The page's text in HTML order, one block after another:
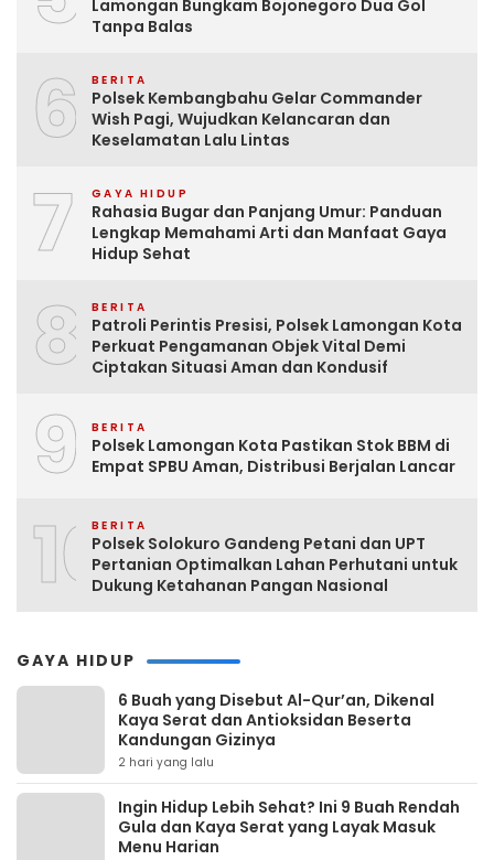
Lamongan Bungkam Bojonegoro Dua Gol
Tanpa Balas
6 BERITA
Polsek Kembangbahu Gelar Commander
Wish Pagi, Wujudkan Kelancaran dan
Keselamatan Lalu Lintas
7 GAYA HIDUP
Rahasia Bugar dan Panjang Umur: Panduan
Lengkap Memahami Arti dan Manfaat Gaya
Hidup Sehat
8 BERITA
Patroli Perintis Presisi, Polsek Lamongan Kota
Perkuat Pengamanan Objek Vital Demi
Ciptakan Situasi Aman dan Kondusif
9 BERITA
Polsek Lamongan Kota Pastikan Stok BBM di
Empat SPBU Aman, Distribusi Berjalan Lancar
10BERITA
Polsek Solokuro Gandeng Petani dan UPT
Pertanian Optimalkan Lahan Perhutani untuk
Dukung Ketahanan Pangan Nasional
GAYA HIDUP
6 Buah yang Disebut Al-Qur’an, Dikenal
Kaya Serat dan Antioksidan Beserta
Kandungan Gizinya
2 hari yang lalu
Ingin Hidup Lebih Sehat? Ini 9 Buah Rendah
Gula dan Kaya Serat yang Layak Masuk
Menu Harian